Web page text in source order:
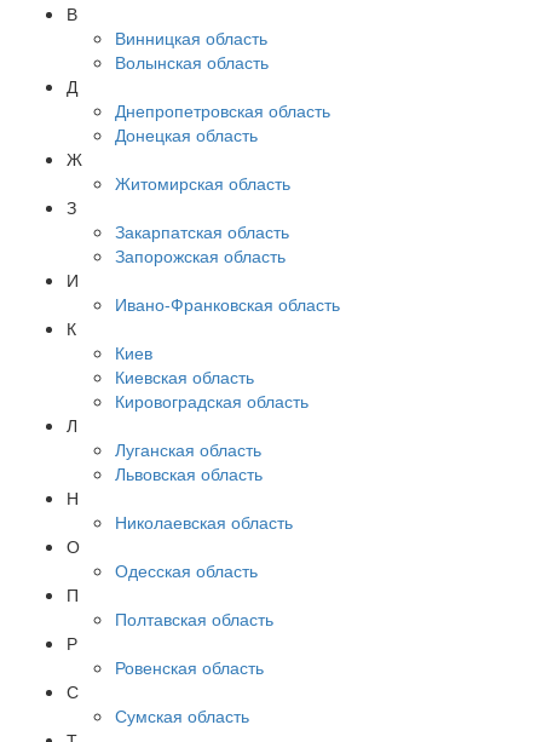
В
Винницкая область
Волынская область
Д
Днепропетровская область
Донецкая область
Ж
Житомирская область
З
Закарпатская область
Запорожская область
И
Ивано-Франковская область
К
Киев
Киевская область
Кировоградская область
Л
Луганская область
Львовская область
Н
Николаевская область
О
Одесская область
П
Полтавская область
Р
Ровенская область
С
Сумская область